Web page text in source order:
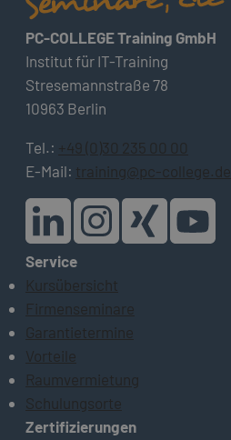
PC-COLLEGE Training GmbH
Institut für IT-Training
Stresemannstraße 78
10963 Berlin
Tel.: +49 (0)30 235 00 00
E-Mail: training@pc-college.de
Service
Kursübersicht
Firmenseminare
Garantietermine
Vorteile
Raumvermietung
Schulungsorte
Zertifizierungen